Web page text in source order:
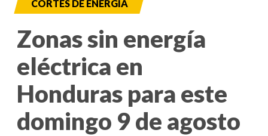
CORTES DE ENERGÍA
Zonas sin energía
eléctrica en
Honduras para este
domingo 9 de agosto